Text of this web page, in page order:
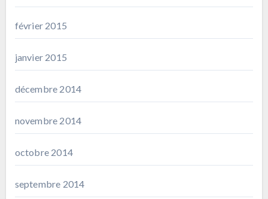
février 2015
janvier 2015
décembre 2014
novembre 2014
octobre 2014
septembre 2014